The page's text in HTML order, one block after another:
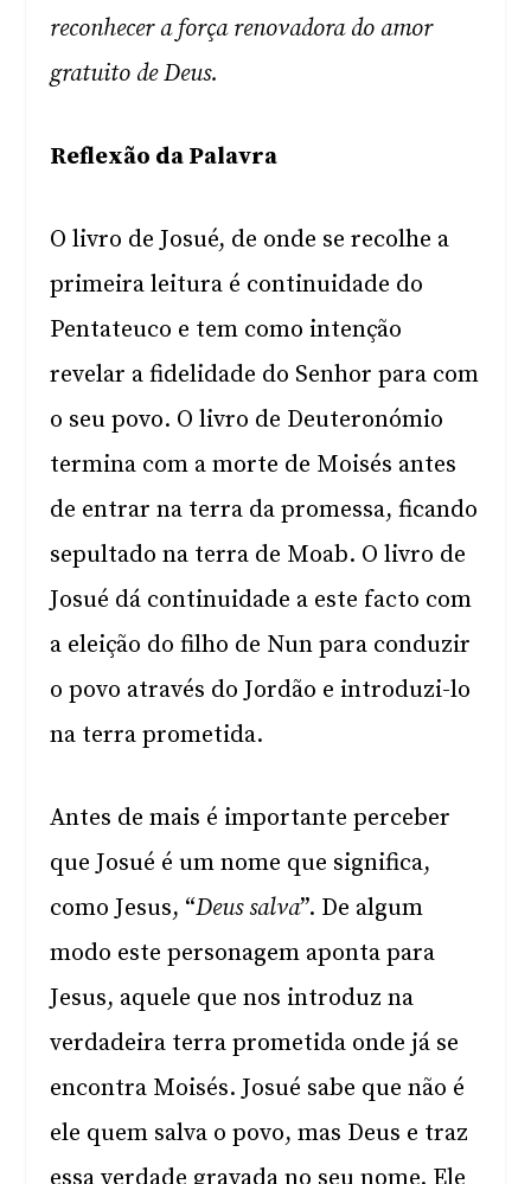
reconhecer a força renovadora do amor
gratuito de Deus.
Reflexão da Palavra
O livro de Josué, de onde se recolhe a
primeira leitura é continuidade do
Pentateuco e tem como intenção
revelar a fidelidade do Senhor para com
o seu povo. O livro de Deuteronómio
termina com a morte de Moisés antes
de entrar na terra da promessa, ficando
sepultado na terra de Moab. O livro de
Josué dá continuidade a este facto com
a eleição do filho de Nun para conduzir
o povo através do Jordão e introduzi-lo
na terra prometida.
Antes de mais é importante perceber
que Josué é um nome que significa,
como Jesus, “Deus salva”. De algum
modo este personagem aponta para
Jesus, aquele que nos introduz na
verdadeira terra prometida onde já se
encontra Moisés. Josué sabe que não é
ele quem salva o povo, mas Deus e traz